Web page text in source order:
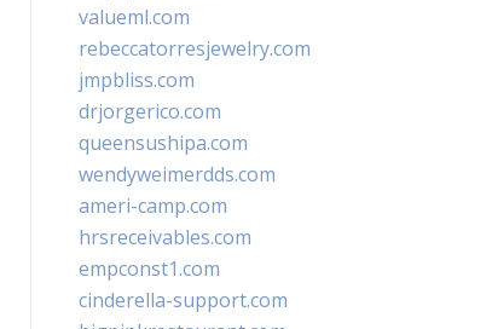
valueml.com
rebeccatorresjewelry.com
jmpbliss.com
drjorgerico.com
queensushipa.com
wendyweimerdds.com
ameri-camp.com
hrsreceivables.com
empconst1.com
cinderella-support.com